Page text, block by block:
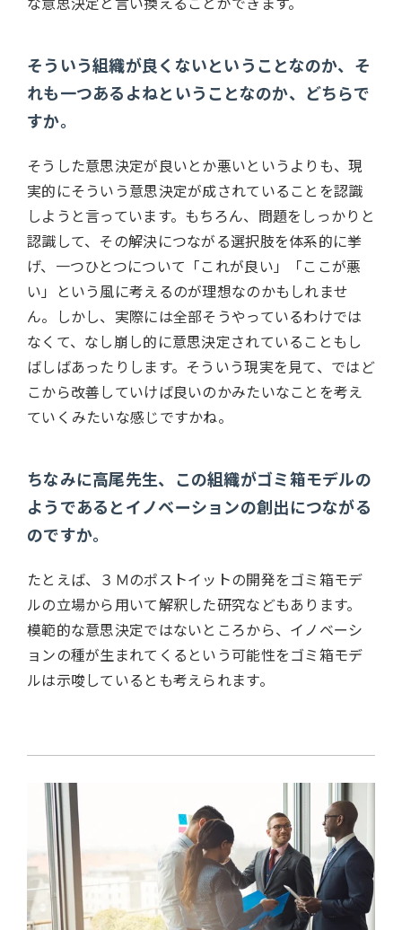
そういう組織が良くないということなのか、そ
れも一つあるよねということなのか、どちらで
すか。
そうした意思決定が良いとか悪いというよりも、現
実的にそういう意思決定が成されていることを認識
しようと言っています。もちろん、問題をしっかりと
認識して、その解決につながる選択肢を体系的に挙
げ、一つひとつについて「これが良い」「ここが悪
い」という風に考えるのが理想なのかもしれませ
ん。しかし、実際には全部そうやっているわけでは
なくて、なし崩し的に意思決定されていることもし
ばしばあったりします。そういう現実を見て、ではど
こから改善していけば良いのかみたいなことを考え
ていくみたいな感じですかね。
ちなみに高尾先生、この組織がゴミ箱モデルの
ようであるとイノベーションの創出につながる
のですか。
たとえば、３Ｍのポストイットの開発をゴミ箱モデ
ルの立場から用いて解釈した研究などもあります。
模範的な意思決定ではないところから、イノベーシ
ョンの種が生まれてくるという可能性をゴミ箱モデ
ルは示唆しているとも考えられます。